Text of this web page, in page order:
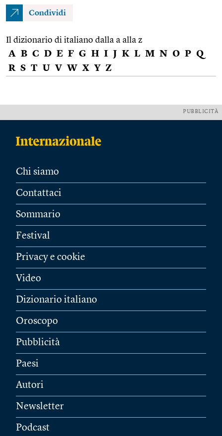
Condividi
Il dizionario di italiano dalla a alla z
A B C D E F G H I J K L M N O P Q
R S T U V W X Y Z
PUBBLICITÀ
Chi siamo
Contattaci
Sommario
Festival
Privacy e cookie
Video
Dizionario italiano
Oroscopo
Pubblicità
Paesi
Autori
Newsletter
Podcast